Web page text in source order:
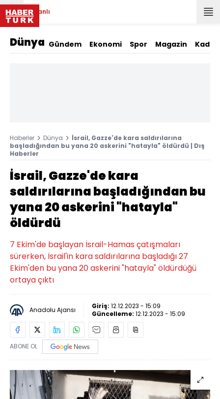
Canlı
Dünya Gündem Ekonomi Spor Magazin Kadın
Haberler Dünya
İsrail, Gazze'de kara saldırılarına
başladığından bu yana 20 askerini "hatayla" öldürdü | Dış
Haberler
İsrail, Gazze'de kara
saldırılarına başladığından bu
yana 20 askerini "hatayla"
öldürdü
7 Ekim'de başlayan İsrail-Hamas çatışmaları
sürerken, İsrail'in kara saldırılarına başladığı 27
Ekim'den bu yana 20 askerini "hatayla" öldürdüğü
ortaya çıktı
Anadolu Ajansı Giriş: 12.12.2023 - 15:09
Güncelleme: 12.12.2023 - 15:09
ABONE OL